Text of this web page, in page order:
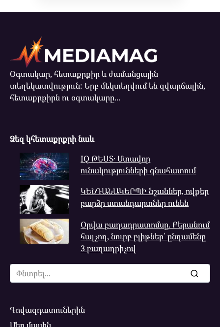
Օգտակար, հետաքրքիր և ժամանցային
տեղեկատվություն: Երբ մեկտեղվում են զվարճալին,
հետաքրքիրն ու օգտակարը...
Ձեզ կհետաքրքրի նաև
IQ ԹԵՍՏ․ Մտավոր
ունակությունների գնահատում
ԿԵՆԴԱՆԱԿԵՐՊԻ նշաններ, ովքեր
բարձր ստանդարտներ ունեն
Օրվա բաղադրատոմսը. Բերանում
հալչող, նուրբ բլիթներ՝ ընդամենը
3 բաղադրիչով
Search
for:
Գովազդատուներին